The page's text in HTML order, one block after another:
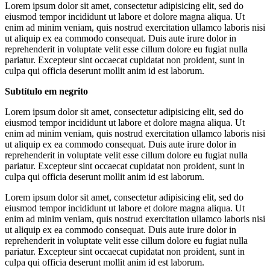
Lorem ipsum dolor sit amet, consectetur adipisicing elit, sed do
eiusmod tempor incididunt ut labore et dolore magna aliqua. Ut
enim ad minim veniam, quis nostrud exercitation ullamco laboris nisi
ut aliquip ex ea commodo consequat. Duis aute irure dolor in
reprehenderit in voluptate velit esse cillum dolore eu fugiat nulla
pariatur. Excepteur sint occaecat cupidatat non proident, sunt in
culpa qui officia deserunt mollit anim id est laborum.
Subtítulo em negrito
Lorem ipsum dolor sit amet, consectetur adipisicing elit, sed do
eiusmod tempor incididunt ut labore et dolore magna aliqua. Ut
enim ad minim veniam, quis nostrud exercitation ullamco laboris nisi
ut aliquip ex ea commodo consequat. Duis aute irure dolor in
reprehenderit in voluptate velit esse cillum dolore eu fugiat nulla
pariatur. Excepteur sint occaecat cupidatat non proident, sunt in
culpa qui officia deserunt mollit anim id est laborum.
Lorem ipsum dolor sit amet, consectetur adipisicing elit, sed do
eiusmod tempor incididunt ut labore et dolore magna aliqua. Ut
enim ad minim veniam, quis nostrud exercitation ullamco laboris nisi
ut aliquip ex ea commodo consequat. Duis aute irure dolor in
reprehenderit in voluptate velit esse cillum dolore eu fugiat nulla
pariatur. Excepteur sint occaecat cupidatat non proident, sunt in
culpa qui officia deserunt mollit anim id est laborum.